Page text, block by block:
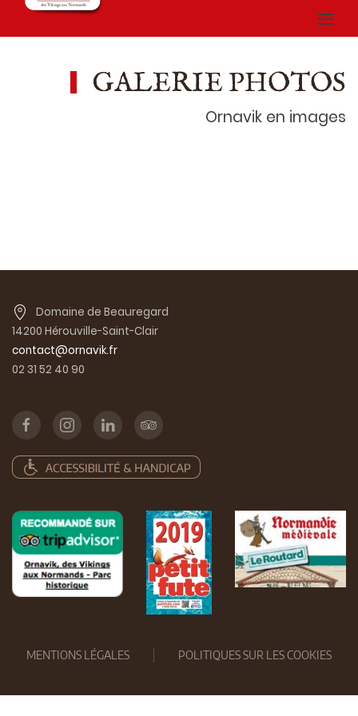
GALERIE PHOTOS
Ornavik en images
Domaine de Beauregard
14200 Hérouville-Saint-Clair
contact@ornavik.fr
02 31 52 40 90
MENTIONS LÉGALES POLITIQUES SUR LES COOKIES